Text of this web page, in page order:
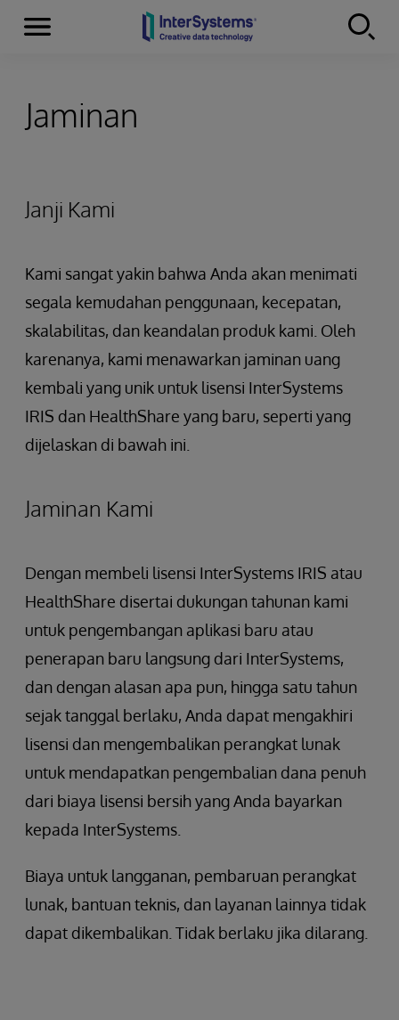
Skip to content
Menu
Jaminan
Janji Kami
Kami sangat yakin bahwa Anda akan menimati
segala kemudahan penggunaan, kecepatan,
skalabilitas, dan keandalan produk kami. Oleh
karenanya, kami menawarkan jaminan uang
kembali yang unik untuk lisensi InterSystems
IRIS dan HealthShare yang baru, seperti yang
dijelaskan di bawah ini.
Jaminan Kami
Dengan membeli lisensi InterSystems IRIS atau
HealthShare disertai dukungan tahunan kami
untuk pengembangan aplikasi baru atau
penerapan baru langsung dari InterSystems,
dan dengan alasan apa pun, hingga satu tahun
sejak tanggal berlaku, Anda dapat mengakhiri
lisensi dan mengembalikan perangkat lunak
untuk mendapatkan pengembalian dana penuh
dari biaya lisensi bersih yang Anda bayarkan
kepada InterSystems.
Biaya untuk langganan, pembaruan perangkat
lunak, bantuan teknis, dan layanan lainnya tidak
dapat dikembalikan. Tidak berlaku jika dilarang.